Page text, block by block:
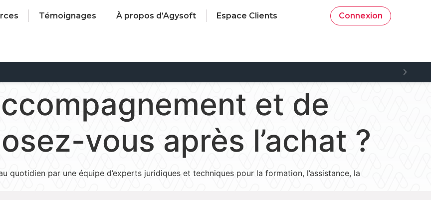
Témoignages À propos d’Agysoft Espace Clients Connexion
et de
vous après l’achat ?
quotidien par une équipe d’experts juridiques et techniques pour la formation, l’assistance, la